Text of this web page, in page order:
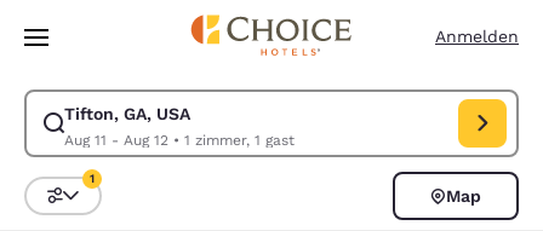
Weiter Zu Hauptinhalt
Anmelden
Tifton, GA, USA
Aug 11 - Aug 12• 1 zimmer, 1 gast
Suche für Tifton, GA, USA ändern. Check-in-Datum Aug 11, Check-out-
Sortieren und Filtern,
1
Map